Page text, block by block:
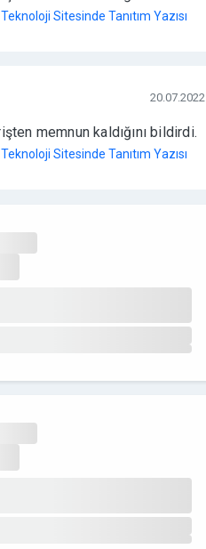
Teknoloji Sitesinde Tanıtım Yazısı
20.07.2022
memnun kaldığını bildirdi.
Teknoloji Sitesinde Tanıtım Yazısı